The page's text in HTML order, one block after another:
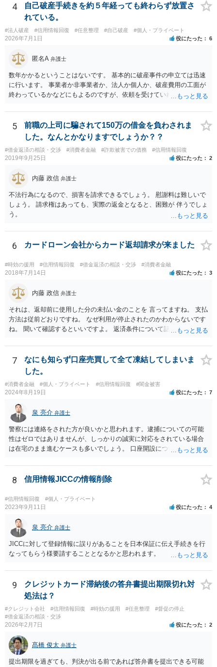
の滞納分を除き，借金を返済する必要がなくなる。 【②の回答】 ・個
人再生・破産ともに，信用情報に事故情報（いわゆるブラックリス
ト）として登録されますので，５年～１０年ほどは新たに借金をする
ことはできません。また，住宅や店舗を借りる際，保証会社の審査も
通らなくなるため，保証人を立てて契約する必要がある場合がありま
す。 ・ご家族名義の財産を処分する必要はありません。 ・個人再生・
破産ともに，返済が困難な状況に陥っている以上，事業継続は難しい
場合が多いです。もっとも，手続き終了後，新たに事業を行うことは
できます。 ・個人再生・破産ともに，裁判所で手続きを進める際に官
報に掲載されます。そのため，第三者に知られる可能性はゼロではあ
りませんが，官報をチェックしている人はほとんどいないと思われる
ため，知られる可能性は低いと思います。なお，戸籍などに載るので
はないかと心配される方がおられますが，そのようなことはありませ
ん。 ＜個人再生のデメリット＞ ・借金が減額されるとはいえ，３年～
５年間は返済を継続する必要がある。 ・所有している財産の価値が大
きい場合，借金が減らない場合がある。 ＜自己破産のデメリット＞ ・
借金の理由が問われ，場合によっては破産が認められない。 ・所有し
きない。 【③の回答】 ３０万円～６０万円程度かと思います。 弁護
て支払いのスケジュールを決めます。 なお，ご依頼後は借金を返済す
る必要はなくなるため，借金の返済に充てていた分を弁護士費用に充
てることが可能です。 【④の回答】 手続上の注意点が多いため，ご自
とをお勧めします。
4
自己破産手続きを約５年経っても終わらず放置さ
れている。
#法人破産 #信用情報回復 #任意整理 #自己破産 #個人・プライベート
2026年7月1日 役にたった 6
匿名A 弁護士
数年かかるということはないです。 基本的に破産事件の申立ては迅速
に行います。 事業者か非事業者か、法人か個人か、破産費用の工面が
終わっているかなどにもよるのですが、依頼を受けていれば責任が発
険信号・異常信号と思って頂いて結構です。 もし、新しく依頼をされ
る場合は、 スケジュール感を確認してみてください。 ①●月●日受任
通知発送→②１～２か月で返答かえってくる。報告書作成しはじめる
→③さらに１カ月程度をめどに裁判所に破産申立て など教えてくれる
と思います（個人破産で破産費用も確保できている場合の例示なの
で、法人や積み立てが必要な場合はまた変わります。）
5
前職の上司に騙されて150万の借金を負わされま
した。なんとかなりますでしょうか？？
#借金返済の相談・交渉 #消費者金融 #詐欺被害での債務 #信用情報回復
2019年9月25日 役にたった 2
内藤 政信 弁護士
不法行為になるので、損害を請求できるでしょう。 慰謝料は難しいで
しょう。 請求権はあっても、実際の返金となると、困難が 伴うでしょ
う。
6 カードローン会社からカード返却請求が来ました
#時効の援用 #信用情報回復 #借金返済の相談・交渉 #消費者金融
2018年7月14日 役にたった 3
内藤 政信 弁護士
それは、返却前に使用した分の未払い金のことを 言ってますね。 支払
方法は従前どおりですね。 なぜ利用が停止されたのかわからないです
ね。 聞いて確認するといいですよ。 返済条件について話し合う事は当
7
なにも知らず口座売買して全て凍結してしまいま
した。
#消費者金融 #個人・プライベート #信用情報回復 #闇金被害
2024年8月19日 役にたった 7
泉 亮介 弁護士
警察には連絡をされた方が良いかと思われます。逮捕についての可能
性はゼロではありませんが、しっかりの誠実に対応をされている場合
は在宅のまま進むケースも多いでしょう。 口座開設については銀行等
られるケースも多いかと思われます。
8 信用情報JICCの情報削除
#信用情報回復 #個人・プライベート
2023年9月11日 役にたった 4
泉 亮介 弁護士
JICCに対して登録情報に誤りがあることを日本保証に伝え手続きを行
なってもらう様要請することとなるかと思われます。
9
クレジットカード滞納後の答弁書提出期限切れ対
処法は？
#クレジット会社 #信用情報回復 #時効の援用 #任意整理
#督促の停止
#借金返済の相談・交渉
2026年2月7日 役にたった 2
髙橋 俊太 弁護士
提出期限を過ぎても、判決が出る前であれば答弁書を提出できる可能